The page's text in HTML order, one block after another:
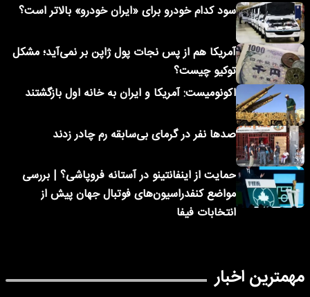
سود کدام خودرو برای «ایران خودرو» بالاتر است؟
آمریکا هم از پس نجات پول ژاپن بر نمی‌آید؛ مشکل
توکیو چیست؟
اکونومیست: آمریکا و ایران به خانه اول بازگشتند
صدها نفر در گرمای بی‌سابقه رم چادر زدند
حمایت از اینفانتینو در آستانه فروپاشی؟ | بررسی
مواضع کنفدراسیون‌های فوتبال جهان پیش از
انتخابات فیفا
مهمترین اخبار